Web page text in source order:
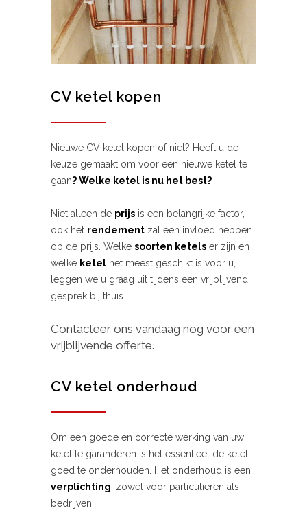
CV ketel kopen
Nieuwe CV ketel kopen of niet? Heeft u de
keuze gemaakt om voor een nieuwe ketel te
gaan? Welke ketel is nu het best?
Niet alleen de prijs is een belangrijke factor,
ook het rendement zal een invloed hebben
op de prijs. Welke soorten ketels er zijn en
welke ketel het meest geschikt is voor u,
leggen we u graag uit tijdens een vrijblijvend
gesprek bij thuis.
Contacteer ons vandaag nog voor een
vrijblijvende offerte.
CV ketel onderhoud
Om een goede en correcte werking van uw
ketel te garanderen is het essentieel de ketel
goed te onderhouden. Het onderhoud is een
verplichting , zowel voor particulieren als
bedrijven.